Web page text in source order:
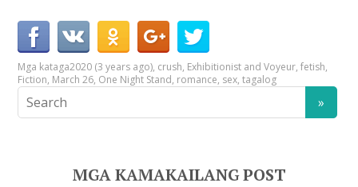
Mga kataga2020 (3 years ago), crush, Exhibitionist and Voyeur,fetish,
Fiction, March 26, One Night Stand, romance, sex,tagalog
MGA KAMAKAILANG POST